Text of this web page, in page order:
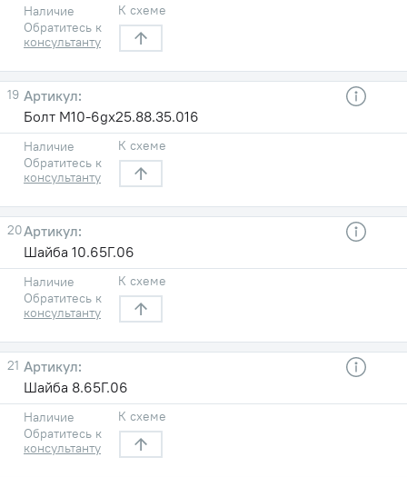
Наличие
Обратитесь к
консультанту
К схеме
19
Болт М10-6gх25.88.35.016
Наличие
Обратитесь к
консультанту
К схеме
20
Шайба 10.65Г.06
Наличие
Обратитесь к
консультанту
К схеме
21
Шайба 8.65Г.06
Наличие
Обратитесь к
консультанту
К схеме